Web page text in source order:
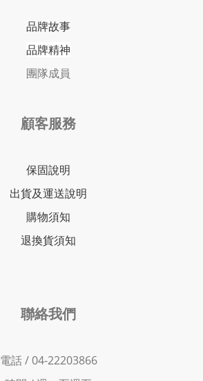
品牌故事
品牌精神
團隊成員
顧客服務
保固說明
出貨及運送說明
購物須知
退換貨須知
聯絡我們
電話 / 04-22203866